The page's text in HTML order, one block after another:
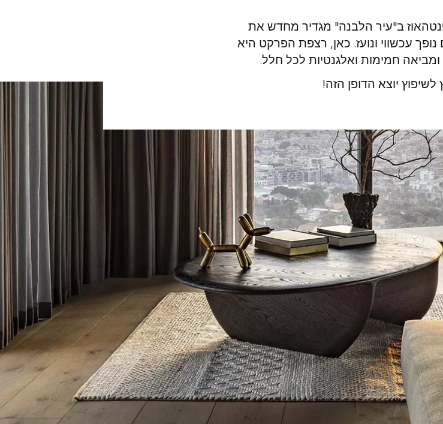
Our advisors are
09-8899140
פרויקט חדש
אותכם שלב אחר שלב בבחירה ובהתקנה של הפרקט שלכם.
פגישה מותאמת אישית. קבלו הצעת מחיר בחינם!
מ"ר, הפנטהאוז ב"עיר הלבנה" מגדיר מחדש את
עכשווי ונועז. כאן, רצפת הפרקט היא
ומביאה חמימות ואלגנטיות לכל חלל.
לשיפוץ יוצא הדופן הזה!